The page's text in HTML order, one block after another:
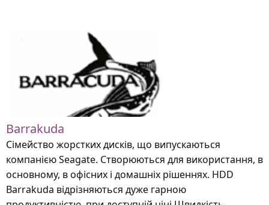
Barrakuda
Сімейство жорстких дисків, що випускаються
компанією Seagate. Створюються для використання, в
основному, в офісних і домашніх рішеннях. HDD
Barrakuda відрізняються дуже гарною